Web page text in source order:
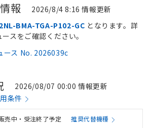
報 2026/8/4 8:16 情報更新
ース No. 2026039c
BMA-TGA-P102-GC となります。詳
スをご確認ください。
2026/08/07 00:00 情報更新
条件
売中・受注終了予定 推奨代替機種